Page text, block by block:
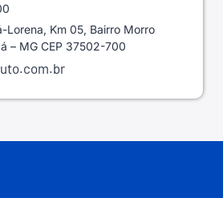
Lorena, Km 05, Bairro Morro
– MG CEP 37502-700